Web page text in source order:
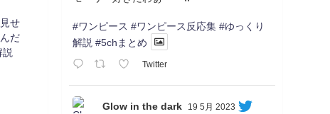
せ
だ
#ワンピース #ワンピース反応集 #ゆっくり
解説 #5chまとめ
Twitter
Glow in the dark 19 5月 2023